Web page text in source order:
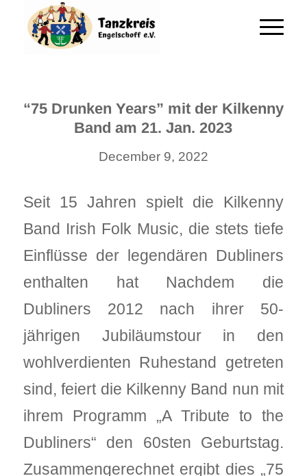
“75 Drunken Years” mit der Kilkenny
Band am 21. Jan. 2023
December 9, 2022
Seit 15 Jahren spielt die Kilkenny
Band Irish Folk Music, die stets tiefe
Einflüsse der legendären Dubliners
enthalten hat Nachdem die
Dubliners 2012 nach ihrer 50-
jährigen Jubiläumstour in den
wohlverdienten Ruhestand getreten
sind, feiert die Kilkenny Band nun mit
ihrem Programm „A Tribute to the
Dubliners“ den 60sten Geburtstag.
Zusammengerechnet ergibt dies „75